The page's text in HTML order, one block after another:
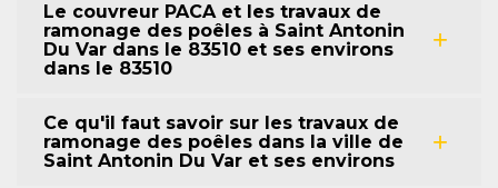
Le couvreur PACA et les travaux de
ramonage des poêles à Saint Antonin
Du Var dans le 83510 et ses environs
dans le 83510
Ce qu'il faut savoir sur les travaux de
ramonage des poêles dans la ville de
Saint Antonin Du Var et ses environs